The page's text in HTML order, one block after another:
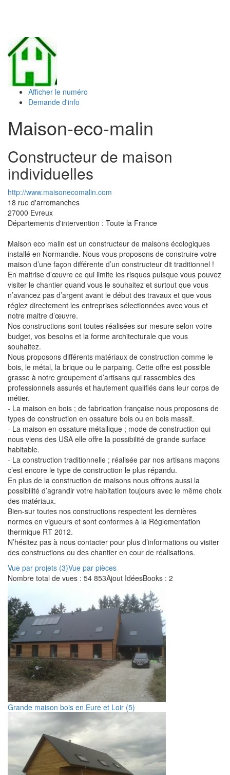
Afficher le numéro
Demande d'info
Maison-eco-malin
Constructeur de maison
individuelles
http://www.maisonecomalin.com
18 rue d'arromanches
27000 Evreux
Départements d'intervention : Toute la France
Maison eco malin est un constructeur de maisons écologiques
installé en Normandie. Nous vous proposons de construire votre
maison d’une façon différente d’un constructeur dit traditionnel !
En maitrise d’œuvre ce qui limite les risques puisque vous pouvez
visiter le chantier quand vous le souhaitez et surtout que vous
n’avancez pas d’argent avant le début des travaux et que vous
réglez directement les entreprises sélectionnées avec vous et
notre maitre d’œuvre.
Nos constructions sont toutes réalisées sur mesure selon votre
budget, vos besoins et la forme architecturale que vous
souhaitez.
Nous proposons différents matériaux de construction comme le
bois, le métal, la brique ou le parpaing. Cette offre est possible
grasse à notre groupement d’artisans qui rassembles des
professionnels assurés et hautement qualifiés dans leur corps de
métier.
- La maison en bois ; de fabrication française nous proposons de
types de construction en ossature bois ou en bois massif.
- La maison en ossature métallique ; mode de construction qui
nous viens des USA elle offre la possibilité de grande surface
habitable.
- La construction traditionnelle ; réalisée par nos artisans maçons
c’est encore le type de construction le plus répandu.
En plus de la construction de maisons nous offrons aussi la
possibilité d’agrandir votre habitation toujours avec le même choix
des matériaux.
Bien-sur toutes nos constructions respectent les dernières
normes en vigueurs et sont conformes à la Réglementation
thermique RT 2012.
N’hésitez pas à nous contacter pour plus d’informations ou visiter
des constructions ou des chantier en cour de réalisations.
Vue par projets (3)Vue par pièces
Nombre total de vues : 54 853Ajout IdéesBooks : 2
Grande maison bois en Eure et Loir (5)